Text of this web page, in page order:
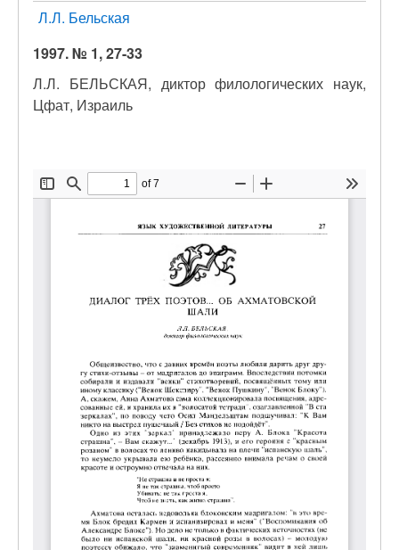
Л.Л. Бельская
1997. № 1, 27-33
Л.Л. БЕЛЬСКАЯ, диктор филологических наук,
Цфат, Израиль